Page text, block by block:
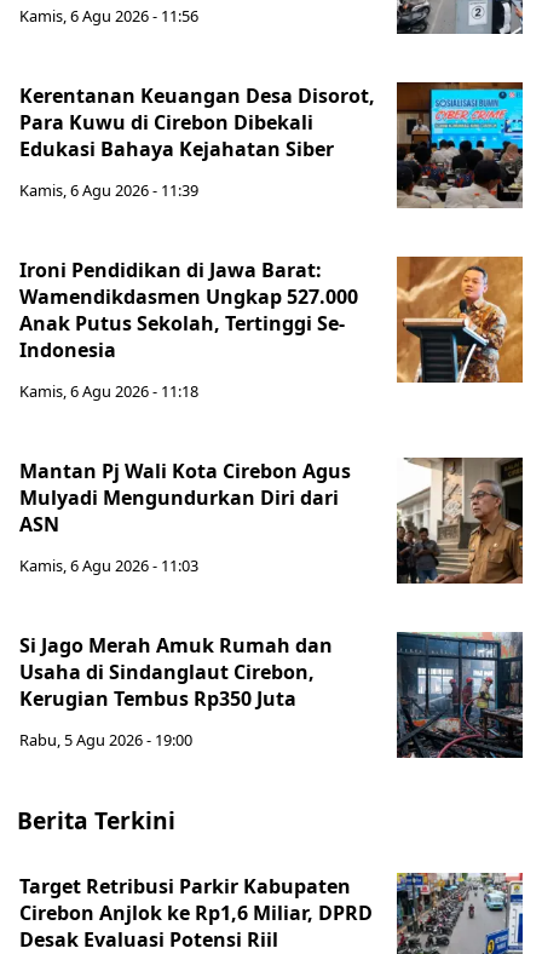
Kamis, 6 Agu 2026 - 11:56
Kerentanan Keuangan Desa Disorot,
Para Kuwu di Cirebon Dibekali
Edukasi Bahaya Kejahatan Siber
Kamis, 6 Agu 2026 - 11:39
Ironi Pendidikan di Jawa Barat:
Wamendikdasmen Ungkap 527.000
Anak Putus Sekolah, Tertinggi Se-
Indonesia
Kamis, 6 Agu 2026 - 11:18
Mantan Pj Wali Kota Cirebon Agus
Mulyadi Mengundurkan Diri dari
ASN
Kamis, 6 Agu 2026 - 11:03
Si Jago Merah Amuk Rumah dan
Usaha di Sindanglaut Cirebon,
Kerugian Tembus Rp350 Juta
Rabu, 5 Agu 2026 - 19:00
Berita Terkini
Target Retribusi Parkir Kabupaten
Cirebon Anjlok ke Rp1,6 Miliar, DPRD
Desak Evaluasi Potensi Riil